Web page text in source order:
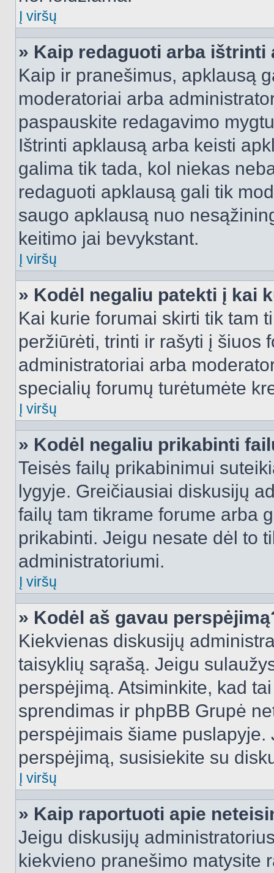
Į viršų
» Kaip redaguoti arba ištrinti
Kaip ir pranešimus, apklausą
moderatoriai arba
paspauskite redagavimo
Ištrinti apklausą arba keisti
galima tik tada, kol niekas
redaguoti apklausą gali tik
saugo apklausą nuo
keitimo jai bevykstant.
Į viršų
» Kodėl negaliu patekti į kai
Kai kurie forumai skirti tik tam
peržiūrėti, trinti ir rašyti į šiuos
administratoriai arba
specialių forumų turėtumėte
Į viršų
» Kodėl negaliu prikabinti
Teisės failų prikabinimui
lygyje. Greičiausiai diskusijų
failų tam tikrame forume arba
prikabinti. Jeigu nesate dėl to
administratoriumi.
Į viršų
» Kodėl aš gavau
Kiekvienas diskusijų
taisyklių sąrašą. Jeigu
perspėjimą. Atsiminkite, kad
sprendimas ir phpBB Grupė
perspėjimais šiame
perspėjimą, susisiekite su
Į viršų
» Kaip raportuoti apie
Jeigu diskusijų
kiekvieno pranešimo matysite